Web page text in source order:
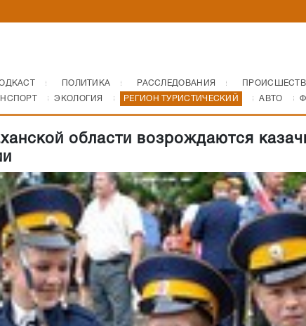
ПОЛИТИКА РАССЛЕДОВАНИЯ
ЭКОЛОГИЯ РЕГИОН ТУРИСТИЧЕСКИЙ АВТО
области возрождаются